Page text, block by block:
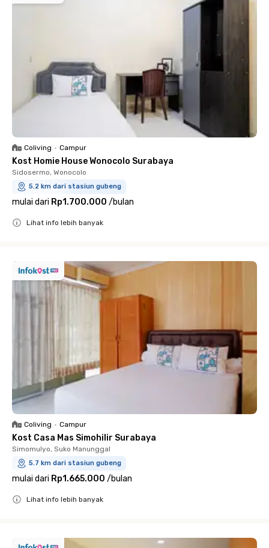
Coliving • Campur
Kost Homie House Wonocolo Surabaya
Sidosermo, Wonocolo
5.2 km dari stasiun gubeng
mulai dari Rp1.700.000 /bulan
Lihat info lebih banyak
Coliving • Campur
Kost Casa Mas Simohilir Surabaya
Simomulyo, Suko Manunggal
5.7 km dari stasiun gubeng
mulai dari Rp1.665.000 /bulan
Lihat info lebih banyak